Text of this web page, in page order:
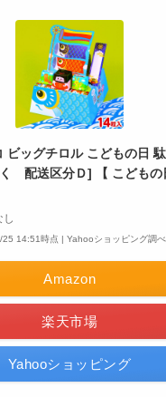
ビッグチロル こどもの日
配送区分Ｄ] 【 こどもの
し
25 14:51時点 | Yahooショッピング調べ
Amazon
楽天市場
Yahooショッピング